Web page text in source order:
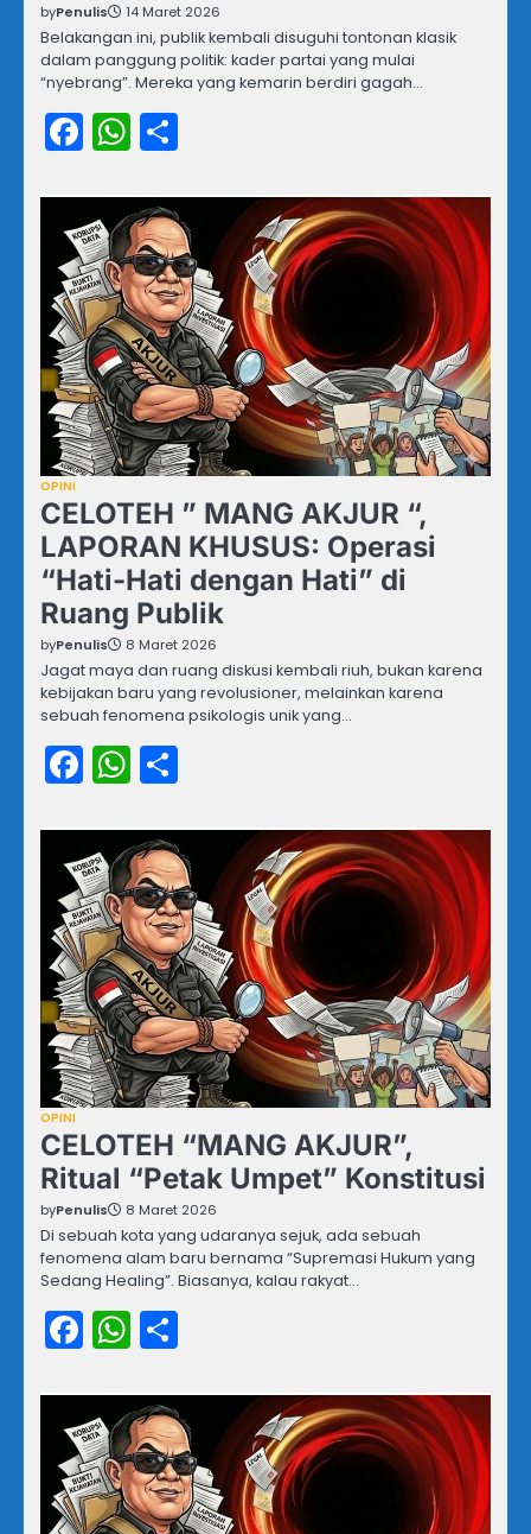
byPenulis 14 Maret 2026
Belakangan ini, publik kembali disuguhi tontonan klasik
dalam panggung politik: kader partai yang mulai
“nyebrang”. Mereka yang kemarin berdiri gagah…
Facebook
WhatsApp
OPINI
CELOTEH ” MANG AKJUR “,
LAPORAN KHUSUS: Operasi
“Hati-Hati dengan Hati” di
Ruang Publik
byPenulis 8 Maret 2026
Jagat maya dan ruang diskusi kembali riuh, bukan karena
kebijakan baru yang revolusioner, melainkan karena
sebuah fenomena psikologis unik yang…
Facebook
WhatsApp
OPINI
CELOTEH “MANG AKJUR”,
Ritual “Petak Umpet” Konstitusi
byPenulis 8 Maret 2026
Di sebuah kota yang udaranya sejuk, ada sebuah
fenomena alam baru bernama “Supremasi Hukum yang
Sedang Healing”. Biasanya, kalau rakyat…
Facebook
WhatsApp